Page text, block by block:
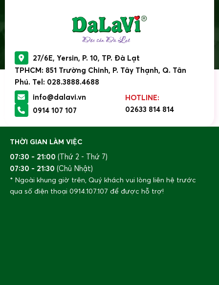
27/6E, Yersin, P. 10, TP. Đà Lạt
TPHCM: 851 Trường Chinh, P. Tây Thạnh, Q. Tân
Phú. Tel: 028.3888.4688
info@dalavi.vn
0914 107 107
HOTLINE:
02633 814 814
THỜI GIAN LÀM VIỆC
07:30 - 21:00 (Thứ 2 - Thứ 7)
07:30 - 21:30 (Chủ Nhật)
* Ngoài khung giờ trên, Quý khách vui lòng liên hệ trước
qua số điện thoại 0914.107.107 để được hỗ trợ!